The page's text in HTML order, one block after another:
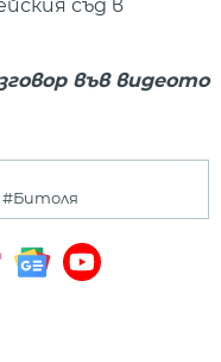
съд в
във видеото
#Битоля